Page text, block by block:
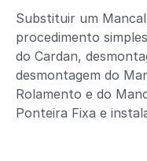
Substituir um
procedimento
do Cardan,
desmontagem do
Rolamento e do
Ponteira Fixa e